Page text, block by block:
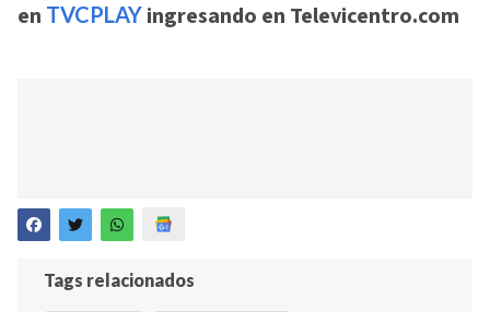
en TVCPLAY ingresando en Televicentro.com
Tags relacionados